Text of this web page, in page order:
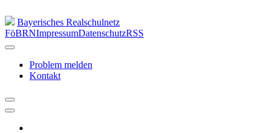
Bayerisches Realschulnetz
FöBRNImpressumDatenschutzRSS
Problem melden
Kontakt